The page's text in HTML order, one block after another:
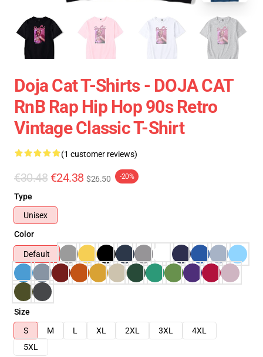
Doja Cat T-Shirts - DOJA CAT
RnB Rap Hip Hop 90s Retro
Vintage Classic T-Shirt
(1 customer reviews)
€30.48 €24.38 $26.50 -20%
Type
Unisex
Color
Default
Size
S
M L XL 2XL 3XL
4XL
5XL